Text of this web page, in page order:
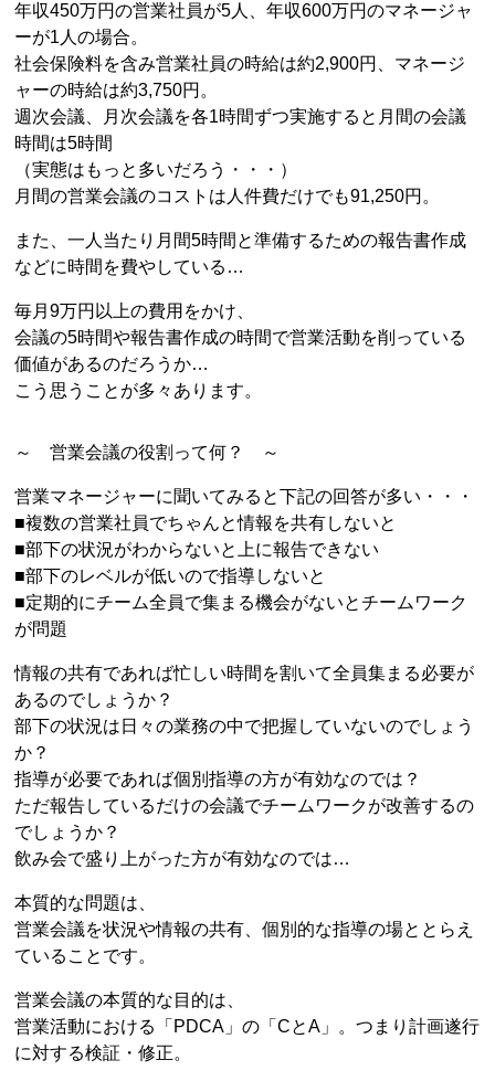
年収450万円の営業社員が5人、年収600万円のマネージャ
ーが1人の場合。
社会保険料を含み営業社員の時給は約2,900円、マネージ
ャーの時給は約3,750円。
週次会議、月次会議を各1時間ずつ実施すると月間の会議
時間は5時間
（実態はもっと多いだろう・・・）
月間の営業会議のコストは人件費だけでも91,250円。
また、一人当たり月間5時間と準備するための報告書作成
などに時間を費やしている…
毎月9万円以上の費用をかけ、
会議の5時間や報告書作成の時間で営業活動を削っている
価値があるのだろうか…
こう思うことが多々あります。
～ 営業会議の役割って何？ ～
営業マネージャーに聞いてみると下記の回答が多い・・・
■複数の営業社員でちゃんと情報を共有しないと
■部下の状況がわからないと上に報告できない
■部下のレベルが低いので指導しないと
■定期的にチーム全員で集まる機会がないとチームワーク
が問題
情報の共有であれば忙しい時間を割いて全員集まる必要が
あるのでしょうか？
部下の状況は日々の業務の中で把握していないのでしょう
か？
指導が必要であれば個別指導の方が有効なのでは？
ただ報告しているだけの会議でチームワークが改善するの
でしょうか？
飲み会で盛り上がった方が有効なのでは…
本質的な問題は、
営業会議を状況や情報の共有、個別的な指導の場ととらえ
ていることです。
営業会議の本質的な目的は、
営業活動における「PDCA」の「CとA」。つまり計画遂行
に対する検証・修正。